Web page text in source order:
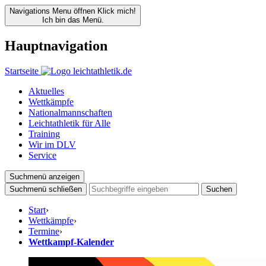
Navigations Menu öffnen Klick mich!
Ich bin das Menü.
Hauptnavigation
Startseite
Aktuelles
Wettkämpfe
Nationalmannschaften
Leichtathletik für Alle
Training
Wir im DLV
Service
Suchmenü anzeigen
Suchmenü schließen
Suchen
Start›
Wettkämpfe›
Termine›
Wettkampf-Kalender